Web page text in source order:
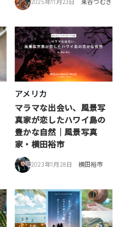
2025年11月23日 東谷つむぎ
アメリカ
マラマな出会い、風景写
真家が恋したハワイ島の
豊かな自然｜風景写真
家・横田裕市
2023年1月28日 横田裕市